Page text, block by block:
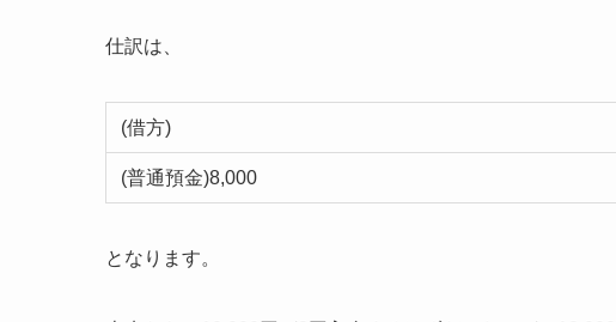
仕訳は、
(借方)
(普通預金)8,000
となります。